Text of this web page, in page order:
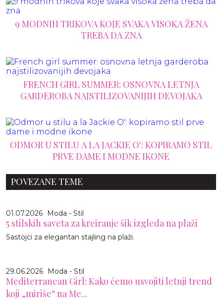
9 MODNIH TRIKOVA KOJE SVAKA VISOKA ŽENA
TREBA DA ZNA
FRENCH GIRL SUMMER: OSNOVNA LETNJA
GARDEROBA NAJSTILIZOVANIJIH DEVOJAKA
ODMOR U STILU A LA JACKIE O': KOPIRAMO STIL
PRVE DAME I MODNE IKONE
POVEZANE TEME
01.07.2026 Moda - Stil
5 stilskih saveta za kreiranje šik izgleda na plaži
Sastojci za elegantan stajling na plaži.
29.06.2026 Moda - Stil
Mediterranean Girl: Kako ćemo usvojiti letnji trend
koji „miriše“ na Me...